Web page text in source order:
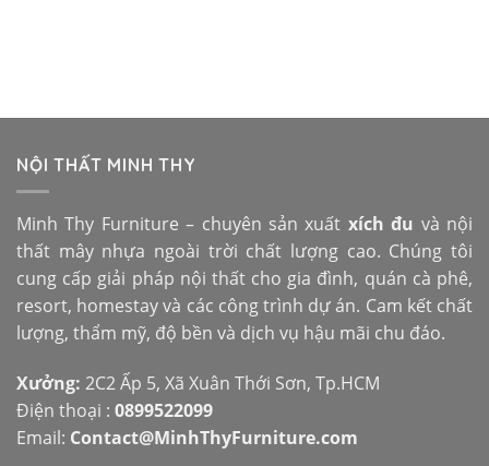
NỘI THẤT MINH THY
Minh Thy Furniture – chuyên sản xuất xích đu và nội
thất mây nhựa ngoài trời chất lượng cao. Chúng tôi
cung cấp giải pháp nội thất cho gia đình, quán cà phê,
resort, homestay và các công trình dự án. Cam kết chất
lượng, thẩm mỹ, độ bền và dịch vụ hậu mãi chu đáo.
Xưởng: 2C2 Ấp 5, Xã Xuân Thới Sơn, Tp.HCM
Điện thoại : 0899522099
Email: Contact@MinhThyFurniture.com